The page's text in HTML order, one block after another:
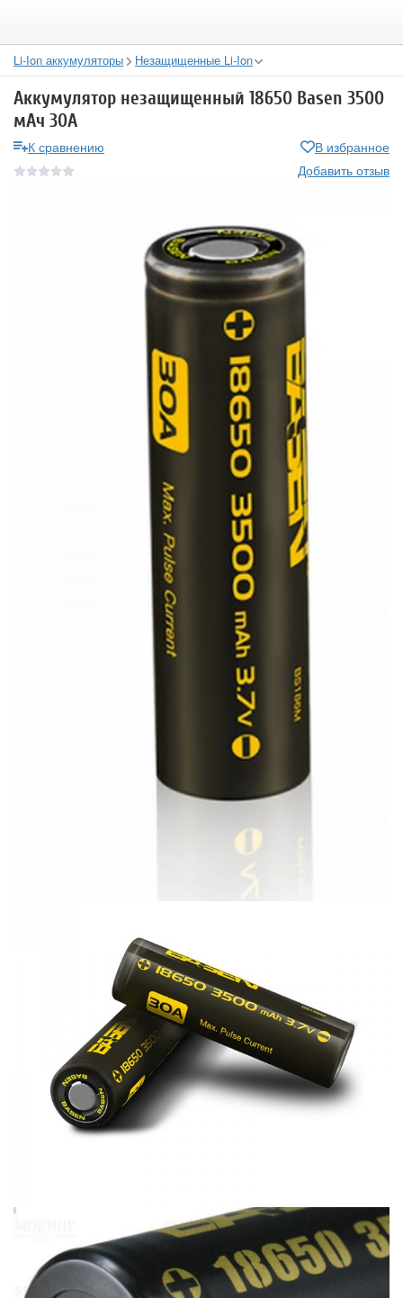
Li-Ion аккумуляторы Незащищенные Li-Ion
Аккумулятор незащищенный 18650 Basen 3500
мАч 30А
К сравнению
В избранное
Добавить отзыв